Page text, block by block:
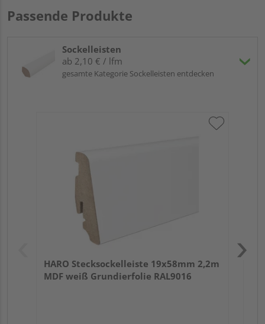
Passende Produkte
Sockelleisten
ab 2,10 € / lfm
gesamte Kategorie Sockelleisten entdecken
HARO Stecksockelleiste 19x58mm 2,2m
MDF weiß Grundierfolie RAL9016